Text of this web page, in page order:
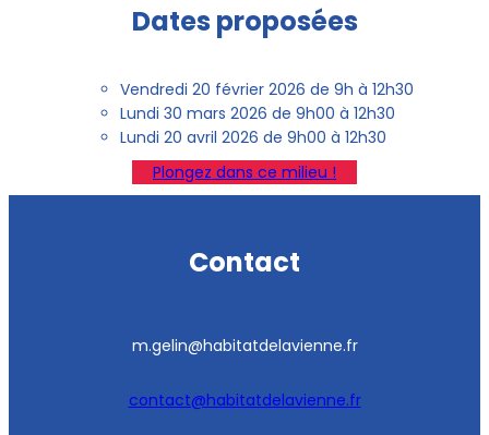
Dates proposées
Vendredi 20 février 2026 de 9h à 12h30
Lundi 30 mars 2026 de 9h00 à 12h30
Lundi 20 avril 2026 de 9h00 à 12h30
Plongez dans ce milieu !
Contact
m.gelin@habitatdelavienne.fr
contact@habitatdelavienne.fr